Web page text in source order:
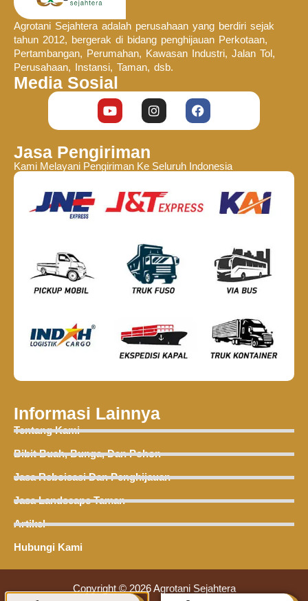
Agrotani Sejahtera adalah perusahaan yang berdiri sejak
tahun 2012, bergerak di bidang penghijauan Perkotaan,
Pertambangan, Perumahan, Kawasan Industri, Jalan Tol,
Perusahaan, Instansi, Taman, dsb.
Media Sosial
Jasa Pengiriman
Kami Melayani Pengiriman Ke Seluruh Indonesia
Informasi Lainnya
Tentang Kami
Bibit Buah, Bunga, Dan Pohon
Jasa Reboisasi Dan Penghijauan
Jasa Landscape Taman
Artikel
Hubungi Kami
Copyright © 2026 Agrotani Sejahtera